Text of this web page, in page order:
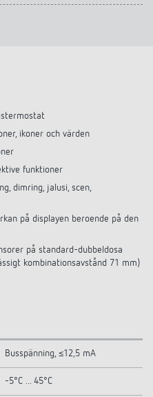
ikoner och värden
funktioner
dimring, jalusi, scen,
på displayen beroende på den
på standard-dubbeldosa
kombinationsavstånd 71 mm)
Busspänning, ≤12,5 mA
-5°C ... 45°C